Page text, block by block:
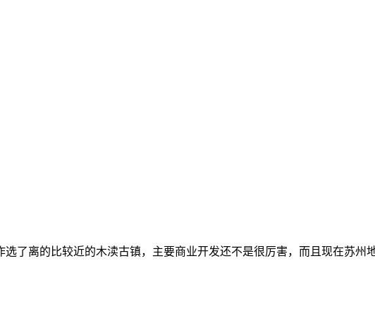
了离的比较近的木渎古镇，主要商业开发还不是很厉害，而且现在苏州